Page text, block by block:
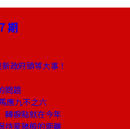
期
政府頭等大事！
問題
應九不之六
捩點就在今年
持豪豬般的距離